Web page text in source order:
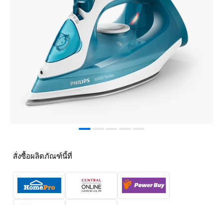
สั่งซื้อผลิตภัณฑ์นี้ที่